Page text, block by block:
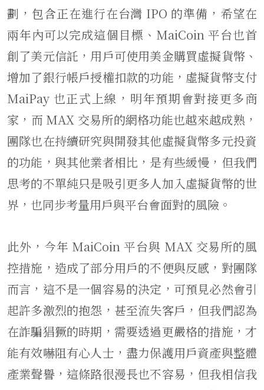
劃，包含正在進行在台灣 IPO 的準備，希望在
兩年內可以完成這個目標、MaiCoin 平台也首
創了美元信託，用戶可使用美金購買虛擬貨幣、
增加了銀行帳戶授權扣款的功能，虛擬貨幣支付
MaiPay 也正式上線，明年預期會對接更多商
家，而 MAX 交易所的網格功能也越來越成熟，
團隊也在持續研究與開發其他虛擬貨幣多元投資
的功能，與其他業者相比，是有些緩慢，但我們
思考的不單純只是吸引更多人加入虛擬貨幣的世
界，也同步考量用戶與平台會面對的風險。
此外，今年 MaiCoin 平台與 MAX 交易所的風
控措施，造成了部分用戶的不便與反感，對團隊
而言，這不是一個容易的決定，可預見必然會引
起許多激烈的抱怨，甚至流失客戶，但我們認為
在詐騙猖獗的時期，需要透過更嚴格的措施，才
能有效嚇阻有心人士，盡力保護用戶資產與整體
產業聲譽，這條路很漫長也不容易，但我相信我